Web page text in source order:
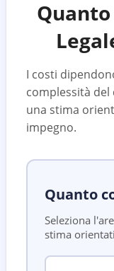
I costi
complessità
una stima
impegno.
Quanto
Seleziona
stima